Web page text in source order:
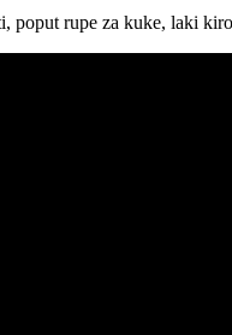
poput rupe za kuke, laki